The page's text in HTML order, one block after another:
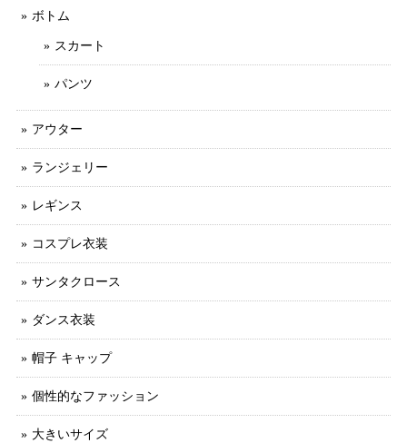
ボトム
スカート
パンツ
アウター
ランジェリー
レギンス
コスプレ衣装
サンタクロース
ダンス衣装
帽子 キャップ
個性的なファッション
大きいサイズ